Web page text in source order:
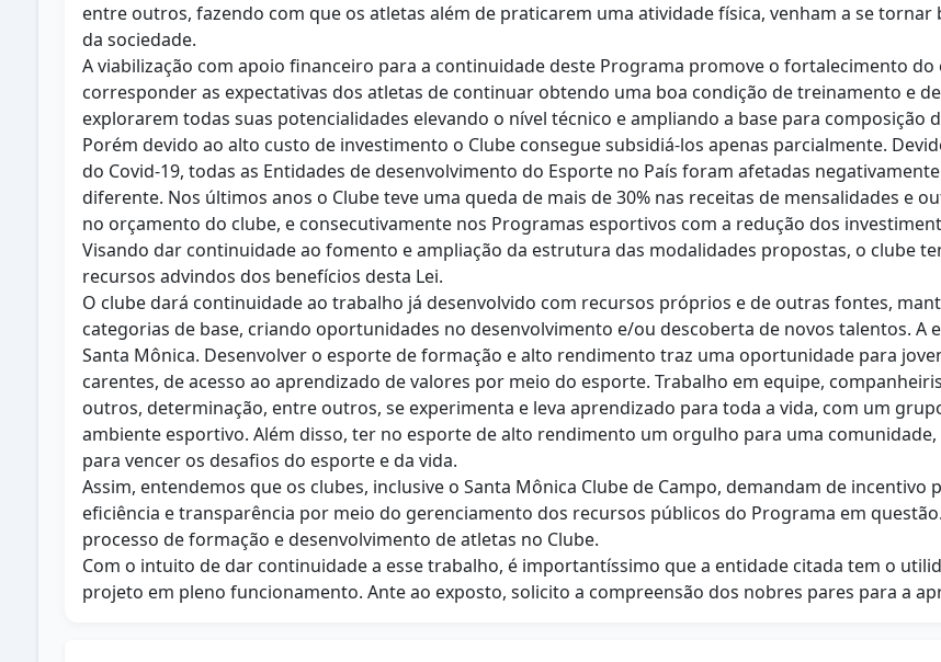
entre outros, fazendo com que os atletas além de praticarem uma atividade física, venham a se
da sociedade.
A viabilização com apoio financeiro para a continuidade deste Programa promove o fortalecimento
corresponder as expectativas dos atletas de continuar obtendo uma boa condição de treinamento e
explorarem todas suas potencialidades elevando o nível técnico e ampliando a base para composição
Porém devido ao alto custo de investimento o Clube consegue subsidiá-los apenas parcialmente.
do Covid-19, todas as Entidades de desenvolvimento do Esporte no País foram afetadas
diferente. Nos últimos anos o Clube teve uma queda de mais de 30% nas receitas de mensalidades e
no orçamento do clube, e consecutivamente nos Programas esportivos com a redução dos
Visando dar continuidade ao fomento e ampliação da estrutura das modalidades propostas, o clube
recursos advindos dos benefícios desta Lei.
O clube dará continuidade ao trabalho já desenvolvido com recursos próprios e de outras fontes,
categorias de base, criando oportunidades no desenvolvimento e/ou descoberta de novos talentos.
Santa Mônica. Desenvolver o esporte de formação e alto rendimento traz uma oportunidade para
carentes, de acesso ao aprendizado de valores por meio do esporte. Trabalho em equipe,
outros, determinação, entre outros, se experimenta e leva aprendizado para toda a vida, com um
ambiente esportivo. Além disso, ter no esporte de alto rendimento um orgulho para uma
para vencer os desafios do esporte e da vida.
Assim, entendemos que os clubes, inclusive o Santa Mônica Clube de Campo, demandam de
eficiência e transparência por meio do gerenciamento dos recursos públicos do Programa em
processo de formação e desenvolvimento de atletas no Clube.
Com o intuito de dar continuidade a esse trabalho, é importantíssimo que a entidade citada tem o
projeto em pleno funcionamento. Ante ao exposto, solicito a compreensão dos nobres pares para a